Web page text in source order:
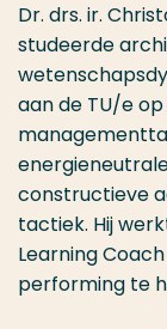
Dr. drs. ir.
studeerde
aan de TU/e
constructieve
tactiek. Hij
Learning
performing te